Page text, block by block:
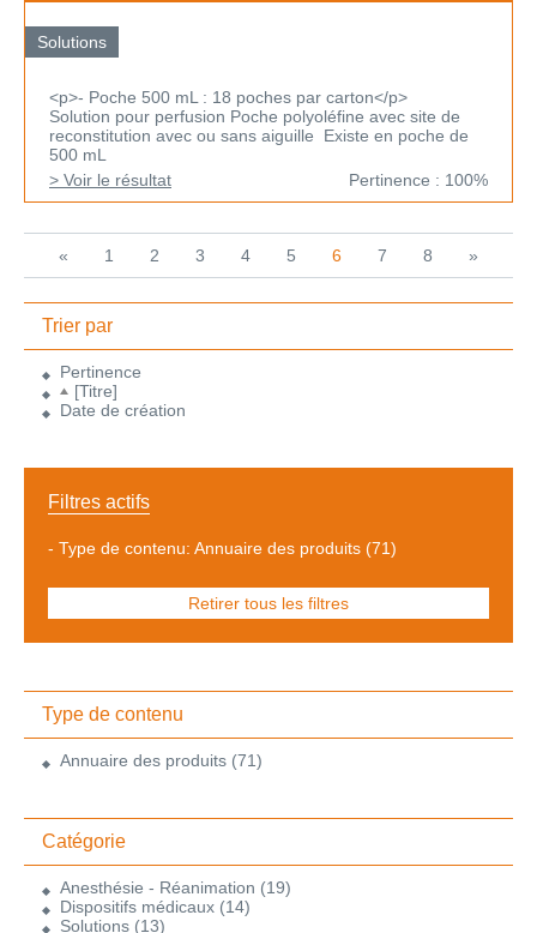
Solutions
<p>- Poche 500 mL : 18 poches par carton</p>
Solution pour perfusion Poche polyoléfine avec site de
reconstitution avec ou sans aiguille Existe en poche de
500 mL
> Voir le résultat
Pertinence : 100%
« 1 2 3 4 5 6 7 8 »
Trier par
Pertinence
[Titre]
Date de création
Filtres actifs
- Type de contenu: Annuaire des produits (71)
Retirer tous les filtres
Type de contenu
Annuaire des produits (71)
Catégorie
Anesthésie - Réanimation (19)
Dispositifs médicaux (14)
Solutions (13)